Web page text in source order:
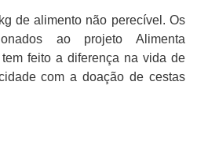
de alimento não perecível. Os
ao projeto Alimenta
feito a diferença na vida de
com a doação de cestas